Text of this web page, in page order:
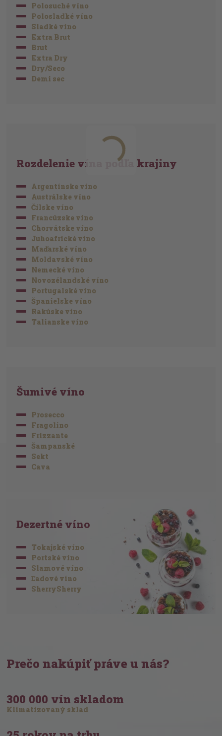
Polosuché víno
Polosladké víno
Sladké víno
Extra Brut
Brut
Extra Dry
Dry/Seco
Demi sec
Rozdelenie vína podľa krajiny
Argentínske víno
Austrálske víno
Čílske víno
Francúzske víno
Chorvátske víno
Juhoafrické víno
Maďarské víno
Moldavské víno
Nemecké víno
Novozélandské víno
Portugalské víno
Španielske víno
Rakúske víno
Talianske víno
Šumivé víno
Prosecco
Fragolino
Frizzante
Šampanské
Sekt
Cava
Dezertné víno
Tokajské víno
Portské víno
Slamové víno
Ľadové víno
SherrySherry
Prečo nakúpiť práve u nás?
300 000 vín skladom
Klimatizovaný sklad